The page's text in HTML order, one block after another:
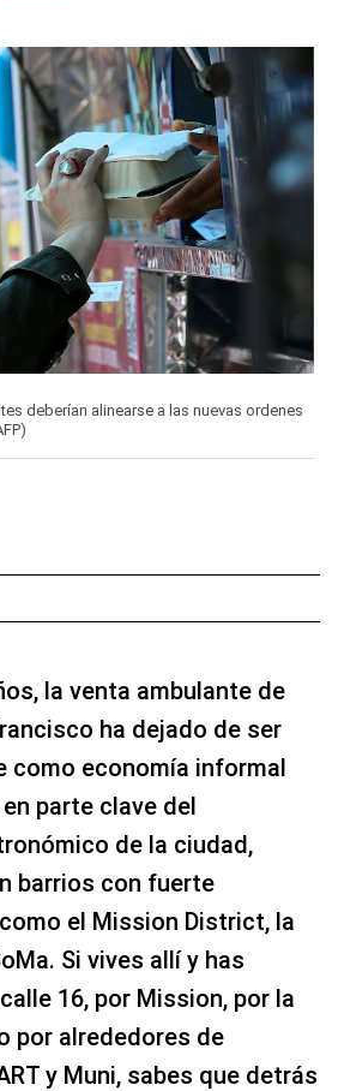
deberían alinearse a las nuevas ordenes
la venta ambulante de
ha dejado de ser
como economía informal
parte clave del
de la ciudad,
barrios con fuerte
el Mission District, la
Si vives allí y has
16, por Mission, por la
por alrededores de
y Muni, sabes que detrás